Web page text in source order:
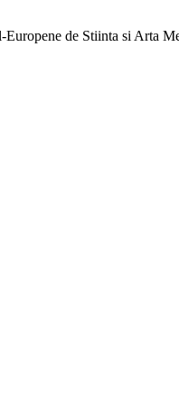
de Stiinta si Arta